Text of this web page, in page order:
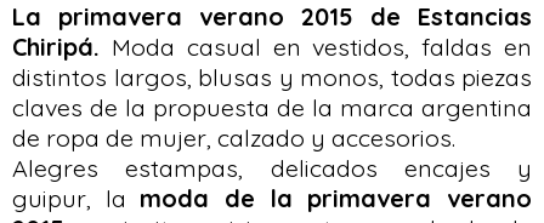
La primavera verano 2015 de Estancias
Chiripá. Moda casual en vestidos, faldas en
distintos largos, blusas y monos, todas piezas
claves de la propuesta de la marca argentina
de ropa de mujer, calzado y accesorios.
Alegres estampas, delicados encajes y
guipur, la moda de la primavera verano